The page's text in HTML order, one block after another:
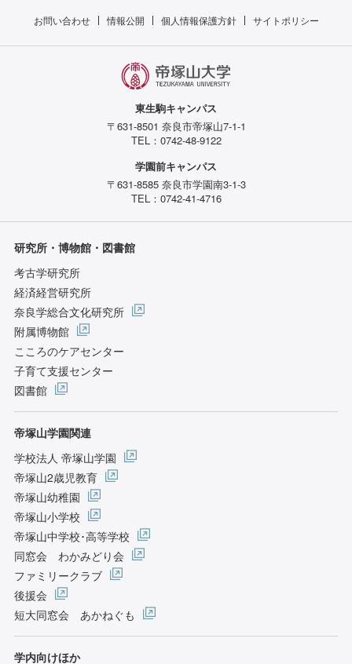
お問い合わせ 情報公開 個人情報保護方針 サイトポリシー
東生駒キャンパス
〒631-8501 奈良市帝塚山7-1-1
TEL：0742-48-9122
学園前キャンパス
〒631-8585 奈良市学園南3-1-3
TEL：0742-41-4716
研究所・博物館・図書館
考古学研究所
経済経営研究所
奈良学総合文化研究所
附属博物館
こころのケアセンター
子育て支援センター
図書館
帝塚山学園関連
学校法人 帝塚山学園
帝塚山2歳児教育
帝塚山幼稚園
帝塚山小学校
帝塚山中学校･高等学校
同窓会 わかみどり会
ファミリークラブ
後援会
短大同窓会 あかねぐも
学内向けほか